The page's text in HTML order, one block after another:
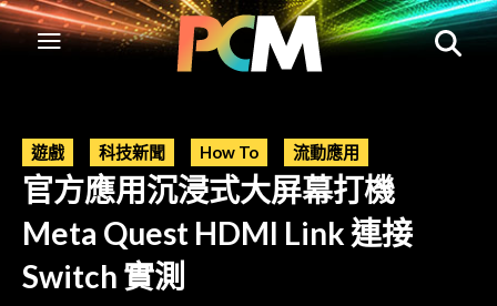
遊戲 科技新聞 How To 流動應用
官方應用沉浸式大屏幕打機
Meta Quest HDMI Link 連接
Switch 實測